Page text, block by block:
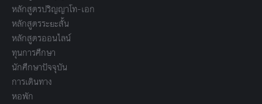
หลักสูตรปริญญาโท-เอก
หลักสูตรระยะสั้น
หลักสูตรออนไลน์
ทุนการศึกษา
นักศึกษาปัจจุบัน
การเดินทาง
หอพัก